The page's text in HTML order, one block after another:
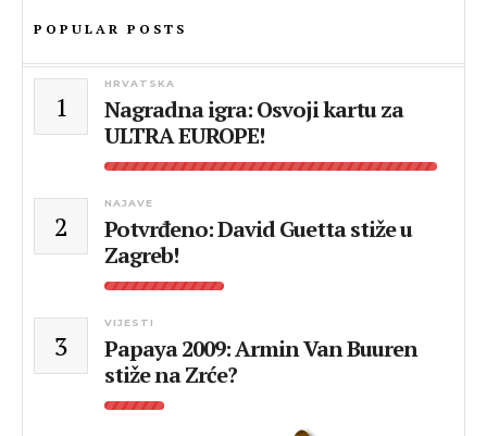
POPULAR POSTS
1
HRVATSKA
Nagradna igra: Osvoji kartu za
ULTRA EUROPE!
2
NAJAVE
Potvrđeno: David Guetta stiže u
Zagreb!
3
VIJESTI
Papaya 2009: Armin Van Buuren
stiže na Zrće?